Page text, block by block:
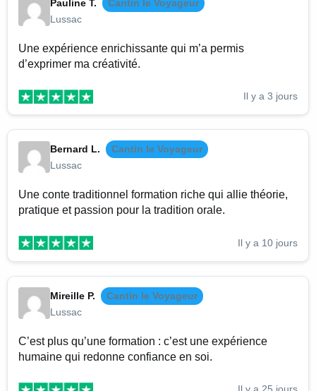
Pauline T.
Cantin le Voyageur
Lussac
Une expérience enrichissante qui m’a permis
d’exprimer ma créativité.
Il y a 3 jours
Bernard L.
Cantin le Voyageur
Lussac
Une conte traditionnel formation riche qui allie théorie,
pratique et passion pour la tradition orale.
Il y a 10 jours
Mireille P.
Cantin le Voyageur
Lussac
C’est plus qu’une formation : c’est une expérience
humaine qui redonne confiance en soi.